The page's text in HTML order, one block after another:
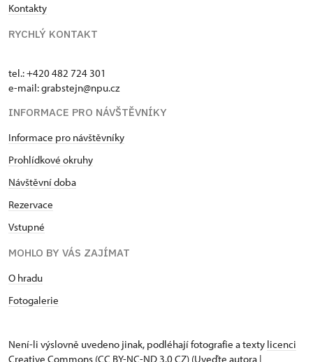
Kontakty
RYCHLÝ KONTAKT
tel.: +420 482 724 301
e-mail: grabstejn@npu.cz
INFORMACE PRO NÁVŠTĚVNÍKY
Informace pro návštěvníky
Prohlídkové okruhy
Návštěvní doba
Rezervace
Vstupné
MOHLO BY VÁS ZAJÍMAT
O hradu
Fotogalerie
Není-li výslovně uvedeno jinak, podléhají fotografie a texty licenci
Creative Commons (CC BY-NC-ND 3.0 CZ) (Uveďte autora |